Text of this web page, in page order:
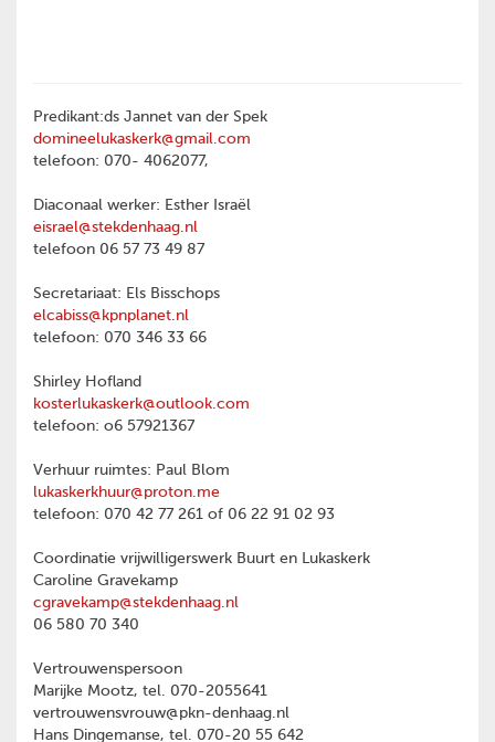
Predikant:ds Jannet van der Spek
domineelukaskerk@gmail.com
telefoon: 070- 4062077,
Diaconaal werker: Esther Israël
eisrael@stekdenhaag.nl
telefoon 06 57 73 49 87
Secretariaat: Els Bisschops
elcabiss@kpnplanet.nl
telefoon: 070 346 33 66
Shirley Hofland
kosterlukaskerk@outlook.com
telefoon: o6 57921367
Verhuur ruimtes: Paul Blom
lukaskerkhuur@proton.me
telefoon: 070 42 77 261 of 06 22 91 02 93
Coordinatie vrijwilligerswerk Buurt en Lukaskerk
Caroline Gravekamp
cgravekamp@stekdenhaag.nl
06 580 70 340
Vertrouwenspersoon
Marijke Mootz, tel. 070-2055641
vertrouwensvrouw@pkn-denhaag.nl
Hans Dingemanse, tel. 070-20 55 642